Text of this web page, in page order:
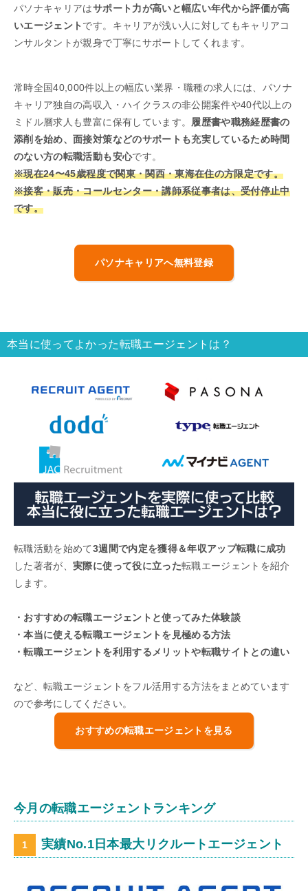
パソナキャリアはサポート力が高いと幅広い年代から評価が高
いエージェント です。キャリアが浅い人に対してもキャリアコ
ンサルタントが親身で丁寧にサポートしてくれます。
常時全国40,000件以上の幅広い業界・職種の求人には、パソナ
キャリア独自の高収入・ハイクラスの非公開案件や40代以上の
ミドル層求人も豊富に保有しています。 履歴書や職務経歴書の
添削を始め、面接対策などのサポートも充実しているため時間
のない方の転職活動も安心です。
※現在24〜45歳程度で関東・関西・東海在住の方限定です。
※接客・販売・コールセンター・講師系従事者は、受付停止中
です。
パソナキャリアへ無料登録
本当に使ってよかった転職エージェントは？
転職活動を始めて3週間で内定を獲得＆年収アップ転職に成功
した著者が、実際に使って役に立った転職エージェントを紹介
します。
・おすすめの転職エージェントと使ってみた体験談
・本当に使える転職エージェントを見極める方法
・転職エージェントを利用するメリットや転職サイトとの違い
など、転職エージェントをフル活用する方法をまとめています
ので参考にしてください。
おすすめの転職エージェントを見る
今月の転職エージェントランキング
実績No.1日本最大リクルートエージェント